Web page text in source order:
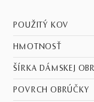
POUŽITÝ KOV
HMOTNOSŤ
ŠÍRKA DÁMSKEJ
POVRCH OBRÚČKY